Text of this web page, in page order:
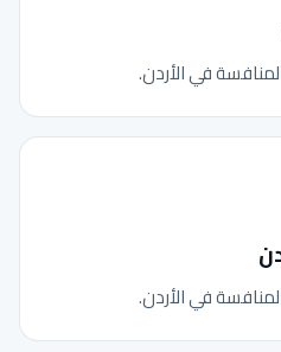
في الأردن.
في الأردن.